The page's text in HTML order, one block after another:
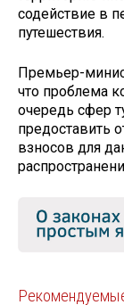
содействие в
путешествия.
Премьер-
что проблема
очередь сфер
предоставить
взносов для